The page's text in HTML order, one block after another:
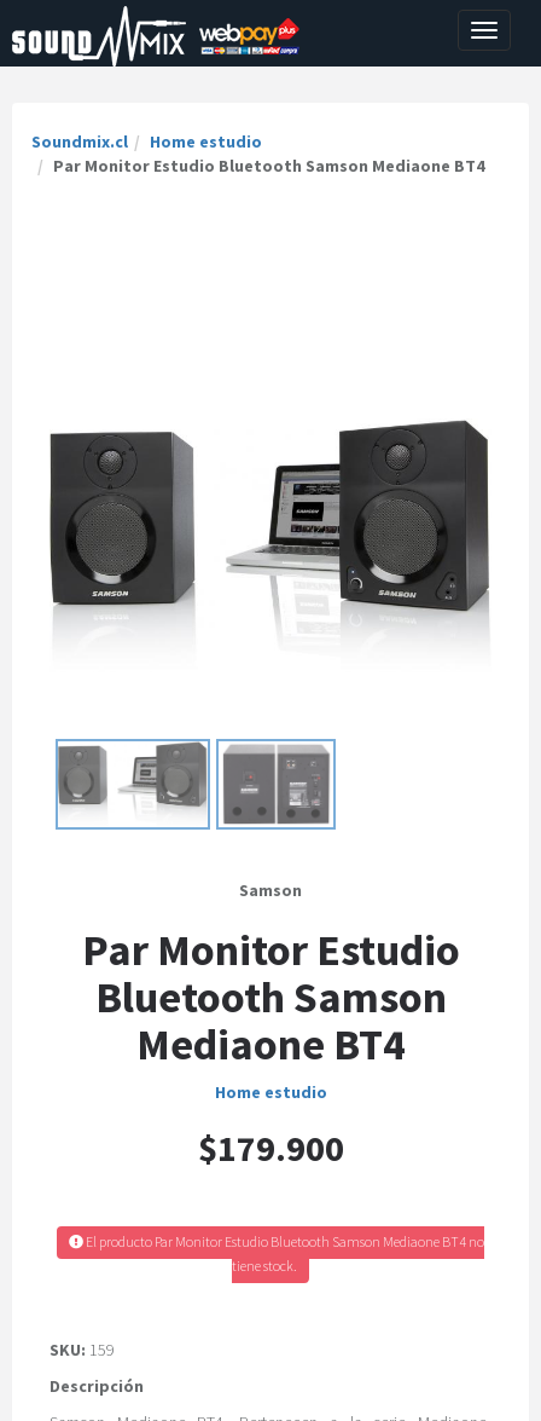
Toggle
Soundmix.cl
Home estudio
Par Monitor Estudio Bluetooth Samson Mediaone BT4
Samson
Par Monitor Estudio
Bluetooth Samson
Mediaone BT4
Home estudio
$179.900
El producto Par Monitor Estudio Bluetooth Samson Mediaone BT4 no
tiene stock.
SKU: 159
Descripción